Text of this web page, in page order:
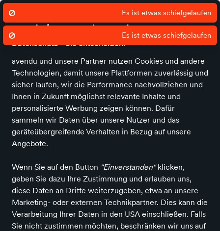
Wir nutzen Cookies um unsere Dienste
zu erbringen und zu verbessern.
Datenschutz - Sie entscheiden!
avendu und unsere Partner nutzen Cookies und andere
Technologien, damit unsere Plattformen zuverlässig und
sicher laufen, wir die Performance nachvollziehen und
Ihnen in Zukunft möglichst relevante Inhalte und
personalisierte Werbung zeigen können. Dafür
sammeln wir Daten über unsere Nutzer und das
geräteübergreifende Verhalten in Bezug auf unsere
Angebote.
Wenn Sie auf den Button "Einverstanden"klicken,
geben Sie dazu Ihre Zustimmung und erlauben uns,
diese Daten an Dritte weiterzugeben, etwa an unsere
Marketing- oder externen Technikpartner. Dies kann die
Verarbeitung Ihrer Daten in den USA einschließen. Falls
Sie nicht zustimmen möchten, beschränken wir uns auf
Home Filialen Marken Unternehmen Kontakt Damen Herren
Brütting
Alle Produkte
ALLE FILTER
Farbe Größe
Es ist etwas schiefgelaufen
Es ist etwas schiefgelaufen